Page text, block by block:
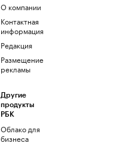
О компании
Контактная
информация
Редакция
Размещение
рекламы
Другие
продукты
РБК
Облако для
бизнеса